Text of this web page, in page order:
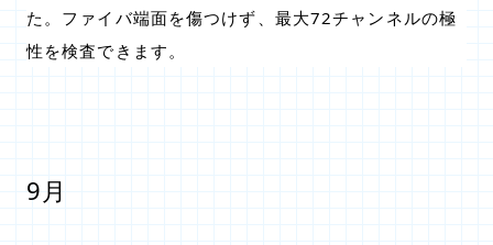
た。ファイバ端面を傷つけず、最大72チャンネルの極
性を検査できます。
9月